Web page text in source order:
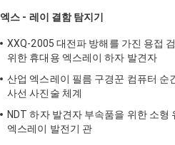
엑스 - 레이 결함 탐지기
XXQ-2005 대전파 방해를 가진 용접
위한 휴대용 엑스레이 하자 발견자
산업 엑스레이 필름 구경꾼 컴퓨터 순
사선 사진술 체계
NDT 하자 발견자 부속품을 위한 소형
엑스레이 발전기 관